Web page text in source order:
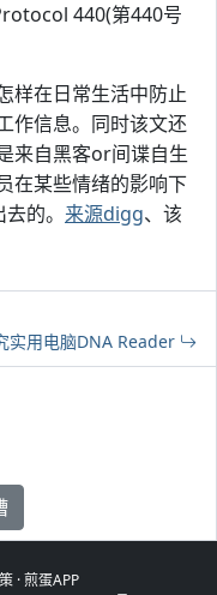
440(第440号
样在日常生活中防止
作信息。同时该文还
来自黑客or间谍自生
在某些情绪的影响下
的。 来源digg、该
实用电脑DNA Reader
·煎蛋APP